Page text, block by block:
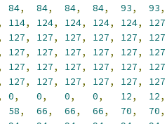
84, 84, 84, 84, 93, 93,
114, 124, 124, 124, 124, 127
127, 127, 127, 127, 127, 127
127, 127, 127, 127, 127, 127
127, 127, 127, 127, 127, 127
127, 127, 127, 127, 127, 127
0, 0, 0, 0, 12, 12,
58, 66, 66, 66, 70, 70,